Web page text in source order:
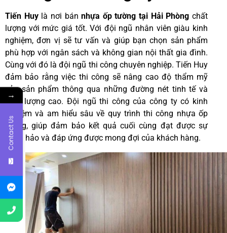
Tiến Huy là nơi bánnhựa ốp tường tại Hải Phòngchất
lượng với mức giá tốt. Với đội ngũ nhân viên giàu kinh
nghiệm, đơn vị sẽ tư vấn và giúp bạn chọn sản phẩm
phù hợp với ngân sách và không gian nội thất gia đình.
Cùng với đó là đội ngũ thi công chuyên nghiệp. Tiến Huy
đảm bảo rằng việc thi công sẽ nâng cao độ thẩm mỹ
của sản phẩm thông qua những đường nét tinh tế và
chất lượng cao. Đội ngũ thi công của công ty có kinh
nghiệm và am hiểu sâu về quy trình thi công nhựa ốp
tường, giúp đảm bảo kết quả cuối cùng đạt được sự
hoàn hảo và đáp ứng được mong đợi của khách hàng.
→
Contact Us